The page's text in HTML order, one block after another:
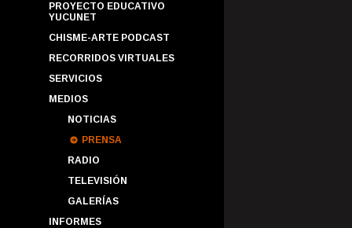
PROYECTO EDUCATIVO
YUCUNET
CHISME-ARTE PODCAST
RECORRIDOS VIRTUALES
SERVICIOS
MEDIOS
NOTICIAS
PRENSA
RADIO
TELEVISIÓN
GALERÍAS
INFORMES